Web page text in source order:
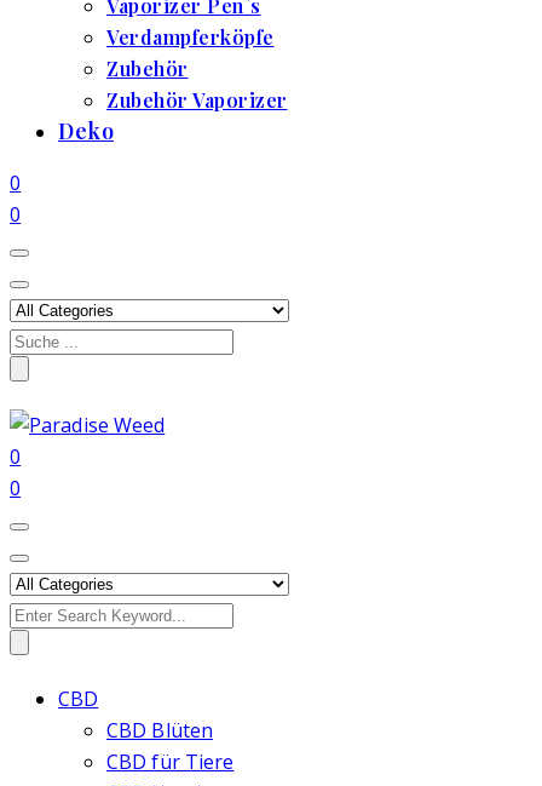
Vaporizer Pen`s
Verdampferköpfe
Zubehör
Zubehör Vaporizer
Deko
0
0
Search
0
0
Search
CBD
CBD Blüten
CBD für Tiere